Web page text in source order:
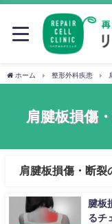
ホーム 整形外科疾患
肩腱板損傷
肩腱板損傷・断裂
腱板
るチ